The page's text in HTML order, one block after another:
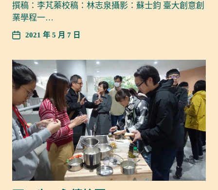
撰稿：李芃蓁校稿：林志泉攝影：蘇士鈞 臺大創意創
業學程一…
2021 年 5 月 7 日